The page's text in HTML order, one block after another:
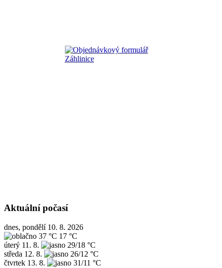
Aktuální počasí
dnes, pondělí 10. 8. 2026
37 °C 17 °C
úterý 11. 8.
29/18 °C
středa 12. 8.
26/12 °C
čtvrtek 13. 8. 31/11 °C